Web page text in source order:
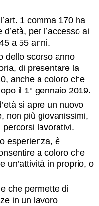
1 comma 170 ha
per l’accesso ai
a 55 anni.
dello scorso anno
di presentare la
anche a coloro che
il 1° gennaio 2019.
si apre un nuovo
non più giovanissimi,
percorsi lavorativi.
esperienza, è
a coloro che
un’attività in proprio, o
che permette di
in un lavoro